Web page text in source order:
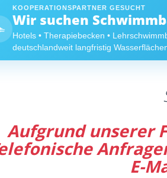
KOOPERATIONSPARTNER GESUCHT
Wir suchen
Hotels • Therapiebecken •
deutschlandweit langfristig
Aufgrund unserer
E-